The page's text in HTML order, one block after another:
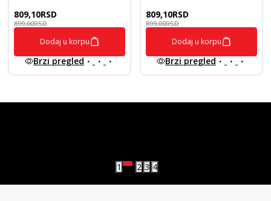
809,10RSD
899,00RSD
Dodaj u korpu
Brzi pregled
809,10RSD
899,00RSD
Dodaj u korpu
Brzi pregled
1 2 3 4